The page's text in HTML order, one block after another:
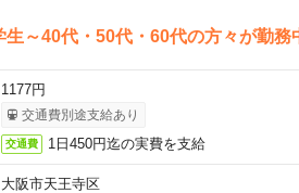
生～40代・50代・60代の方々が勤
1177円
交通費別途支給あり
交通費 1日450円迄の実費を支給
大阪市天王寺区